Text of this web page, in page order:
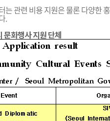
는 관련 비용 지원은 물론 다양한
.
문화행사 지원 단체